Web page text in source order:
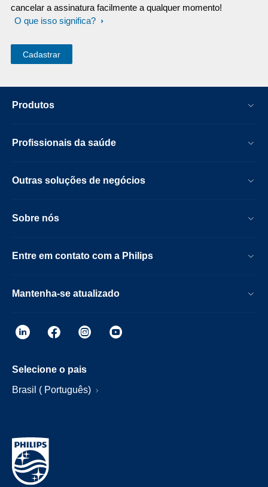
cancelar a assinatura facilmente a qualquer momento!
O que isso significa?
Produtos
Profissionais da saúde
Outras soluções de negócios
Sobre nós
Entre em contato com a Philips
Mantenha-se atualizado
Selecione o pais
Brasil ( Português)